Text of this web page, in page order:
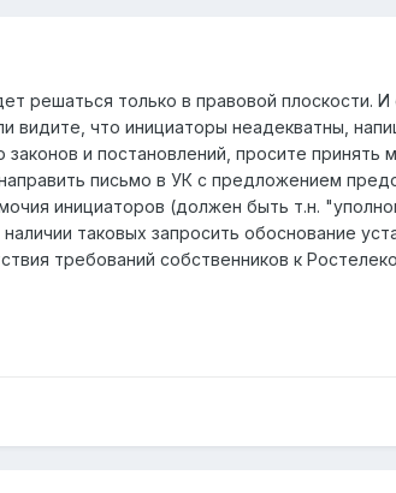
решаться только в правовой плоскости.
видите, что инициаторы неадекватны,
и постановлений, просите
письмо в УК с предложением
инициаторов (должен быть т.н.
таковых запросить обоснование
требований собственников к